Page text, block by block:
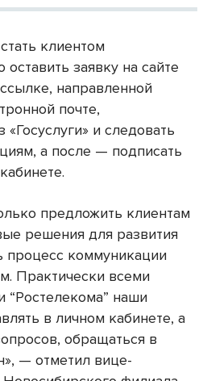
клиентом
заявку на сайте
направленной
почте,
«Госуслуги» и следовать
а после — подписать
предложить клиентам
решения для развития
процесс коммуникации
Практически всеми
“Ростелекома” наши
в личном кабинете, а
обращаться в
— отметил вице-